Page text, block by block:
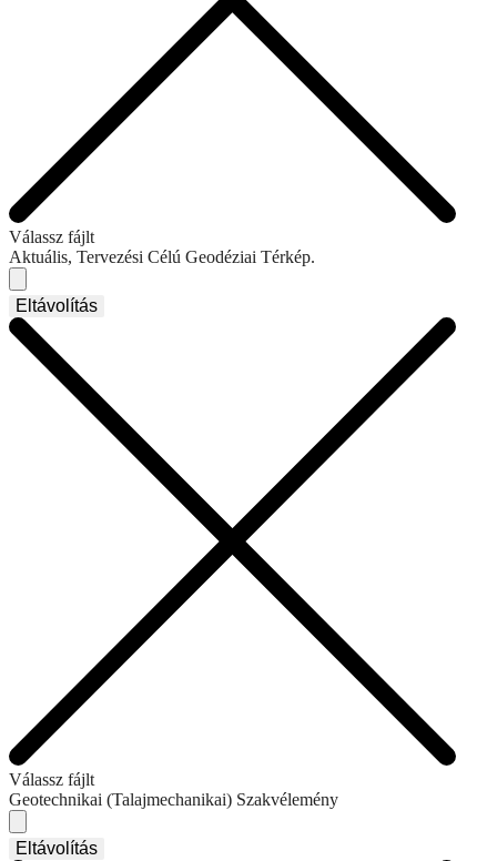
Válassz fájlt
Aktuális, Tervezési Célú Geodéziai Térkép.
Eltávolítás
Válassz fájlt
Geotechnikai (Talajmechanikai) Szakvélemény
Eltávolítás